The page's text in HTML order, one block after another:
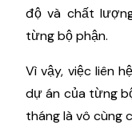
độ và chất
từng bộ phận.
Vì vậy, việc liên
dự án của từng
tháng là vô cùng